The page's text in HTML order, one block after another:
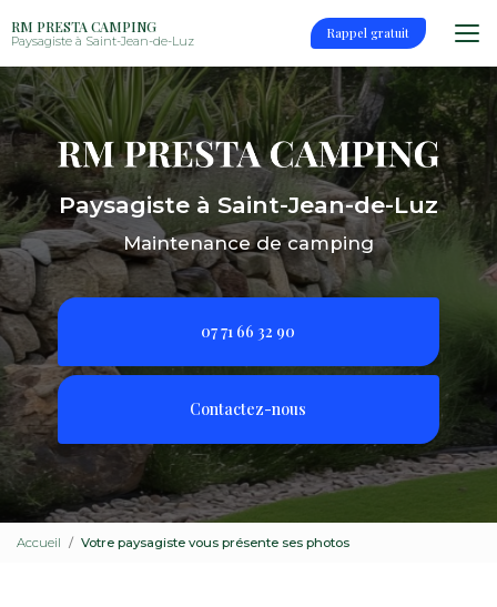
au
contenu
principal
RM PRESTA CAMPING
Paysagiste à Saint-Jean-de-Luz Rappel gratuit
Paysagiste à Saint-Jean-de-Luz
Maintenance de camping
07 71 66 32 90
Contactez-nous
Accueil Votre paysagiste vous présente ses photos